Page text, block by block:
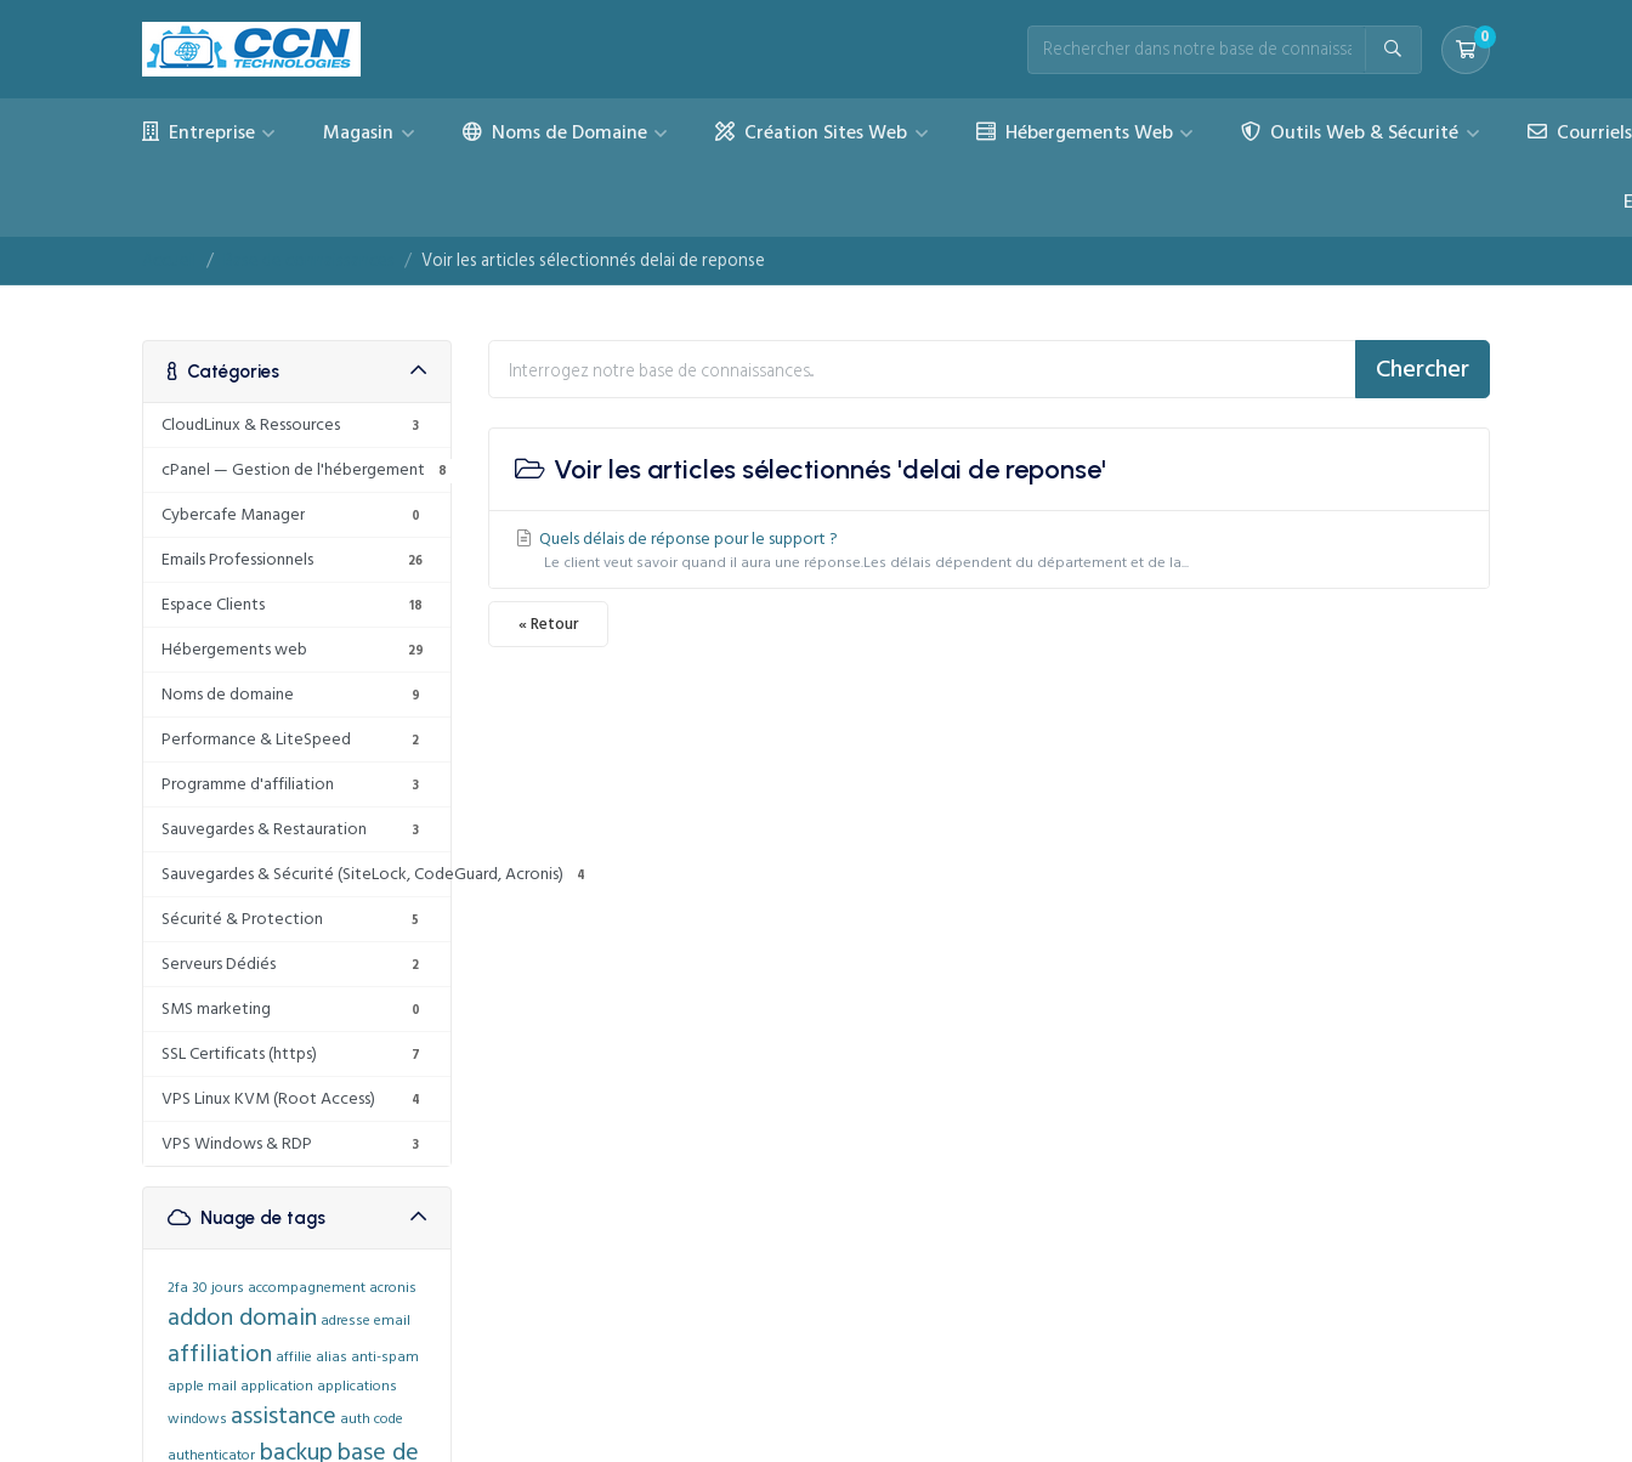
0
Votre panier
Entreprise Magasin Noms de Domaine Création Sites Web Hébergements Web Outils Web & Sécurité
Voir les articles sélectionnés delai de reponse
Catégories
CloudLinux & Ressources 3
cPanel — Gestion de l'hébergement 8
Cybercafe Manager 0
Emails Professionnels 26
Espace Clients 18
Hébergements web 29
Noms de domaine 9
Performance & LiteSpeed 2
Programme d'affiliation 3
Sauvegardes & Restauration 3
Sauvegardes & Sécurité (SiteLock, CodeGuard, Acronis) 4
Sécurité & Protection 5
Serveurs Dédiés 2
SMS marketing 0
SSL Certificats (https) 7
VPS Linux KVM (Root Access) 4
VPS Windows & RDP 3
Nuage de tags
2fa 30 jours accompagnement acronis
addon domain adresse email
affiliation affilie alias anti-spam
apple mail application applications
windows assistance auth code
authenticator backupbase de
Chercher
Voir les articles sélectionnés 'delai de reponse'
Quels délais de réponse pour le support ?
Le client veut savoir quand il aura une réponse.Les délais dépendent du département et de la...
« Retour